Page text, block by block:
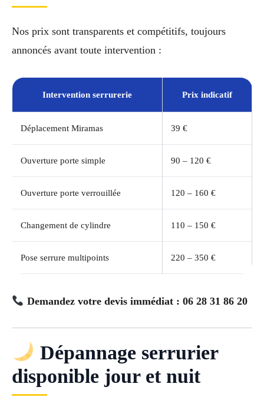
Nos prix sont transparents et compétitifs, toujours
annoncés avant toute intervention :
Intervention serrurerie Prix indicatif
Déplacement Miramas 39 €
Ouverture porte simple 90 – 120 €
Ouverture porte verrouillée 120 – 160 €
Changement de cylindre 110 – 150 €
Pose serrure multipoints 220 – 350 €
Demandez votre devis immédiat : 06 28 31 86 20
Dépannage serrurier
disponible jour et nuit